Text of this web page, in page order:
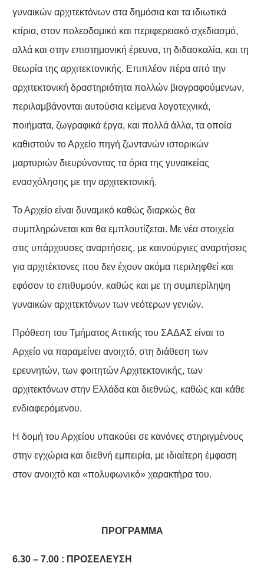
γυναικών αρχιτεκτόνων στα δημόσια και τα ιδιωτικά
κτίρια, στον πολεοδομικό και περιφερειακό σχεδιασμό,
αλλά και στην επιστημονική έρευνα, τη διδασκαλία, και τη
θεωρία της αρχιτεκτονικής. Επιπλέον πέρα από την
αρχιτεκτονική δραστηριότητα πολλών βιογραφούμενων,
περιλαμβάνονται αυτούσια κείμενα λογοτεχνικά,
ποιήματα, ζωγραφικά έργα, και πολλά άλλα, τα οποία
καθιστούν το Αρχείο πηγή ζωντανών ιστορικών
μαρτυριών διευρύνοντας τα όρια της γυναικείας
ενασχόλησης με την αρχιτεκτονική.
Το Αρχείο είναι δυναμικό καθώς διαρκώς θα
συμπληρώνεται και θα εμπλουτίζεται. Με νέα στοιχεία
στις υπάρχουσες αναρτήσεις, με καινούργιες αναρτήσεις
για αρχιτέκτονες που δεν έχουν ακόμα περιληφθεί και
εφόσον το επιθυμούν, καθώς και με τη συμπερίληψη
γυναικών αρχιτεκτόνων των νεότερων γενιών.
Πρόθεση του Τμήματος Αττικής του ΣΑΔΑΣ είναι το
Αρχείο να παραμείνει ανοιχτό, στη διάθεση των
ερευνητών, των φοιτητών Αρχιτεκτονικής, των
αρχιτεκτόνων στην Ελλάδα και διεθνώς, καθώς και κάθε
ενδιαφερόμενου.
Η δομή του Αρχείου υπακούει σε κανόνες στηριγμένους
στην εγχώρια και διεθνή εμπειρία, με ιδιαίτερη έμφαση
στον ανοιχτό και «πολυφωνικό» χαρακτήρα του.
ΠΡΟΓΡΑΜΜΑ
6.30 – 7.00 : ΠΡΟΣΕΛΕΥΣΗ